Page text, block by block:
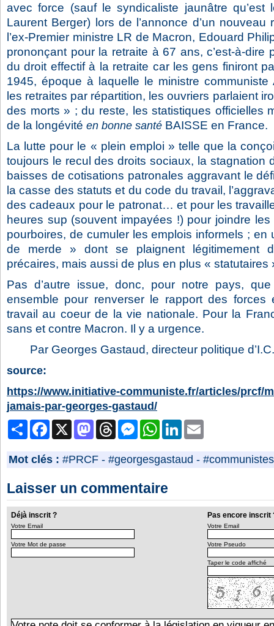
avec force (sauf le syndicaliste jaunâtre qu’est
Laurent Berger) lors de l’annonce d’un nouveau
l’ex-Premier ministre LR de Macron, Edouard
prononçant pour la retraite à 67 ans, c’est-à-dire
du droit effectif à la retraite car les gens finiront
1945, époque à laquelle le ministre communiste
les retraites par répartition, les ouvriers parlaient
des morts » ; du reste, les statistiques officielles
de la longévité en bonne santé BAISSE en France.
La lutte pour le « plein emploi » telle que la
toujours le recul des droits sociaux, la stagnation
baisses de cotisations patronales aggravant le
la casse des statuts et du code du travail,
des cadeaux pour le patronat… et pour les
heures sup (souvent impayées !) pour joindre
pourboires, de cumuler les emplois informels ; en
de merde » dont se plaignent légitimement
précaires, mais aussi de plus en plus « statutaires
Pas d’autre issue, donc, pour notre pays,
ensemble pour renverser le rapport des forces
travail au coeur de la vie nationale. Pour la
sans et contre Macron. Il y a urgence.
Par Georges Gastaud, directeur politique
source:
https://www.initiative-communiste.fr/articles/prcf/
jamais-par-georges-gastaud/
PartagerFacebook MastodonThreads MessengerWhatsAppLinkedIn
Mot clés : #PRCF - #georgesgastaud - #communistes
Laisser un commentaire
Déjà inscrit ? Pas encore inscrit
Votre Email
Votre Mot de passe
Votre Email
Votre Pseudo
Taper le code affiché